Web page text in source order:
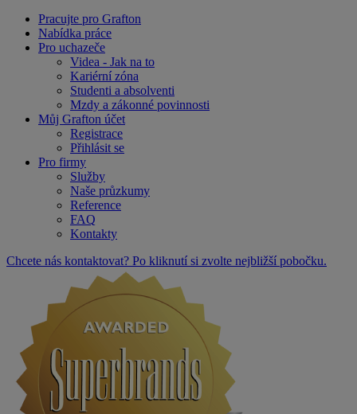
Pracujte pro Grafton
Nabídka práce
Pro uchazeče
Videa - Jak na to
Kariérní zóna
Studenti a absolventi
Mzdy a zákonné povinnosti
Můj Grafton účet
Registrace
Přihlásit se
Pro firmy
Služby
Naše průzkumy
Reference
FAQ
Kontakty
Chcete nás kontaktovat? Po kliknutí si zvolte nejbližší pobočku.